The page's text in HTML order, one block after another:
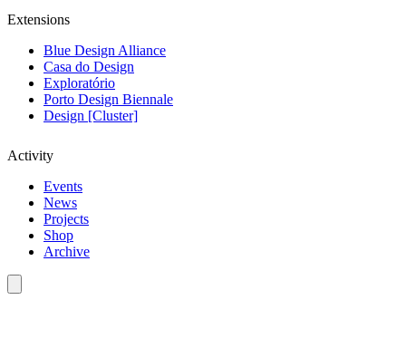
Extensions
Blue Design Alliance
Casa do Design
Exploratório
Porto Design Biennale
Design [Cluster]
Activity
Events
News
Projects
Shop
Archive